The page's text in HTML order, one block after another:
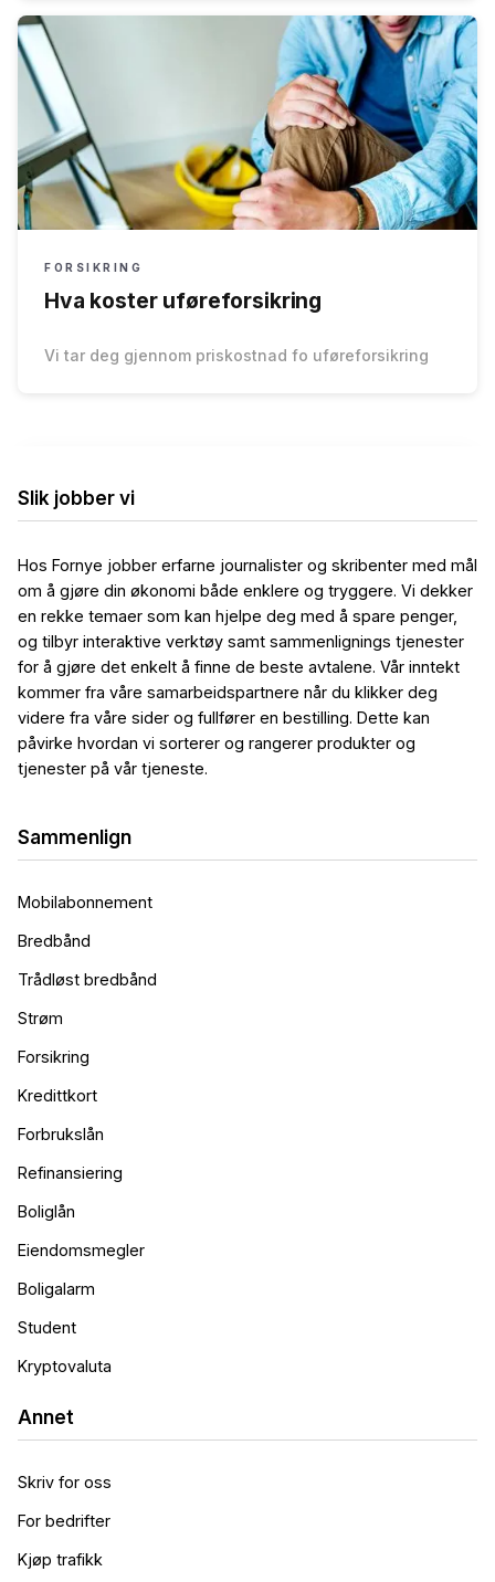
FORSIKRING
Hva koster uføreforsikring
Vi tar deg gjennom priskostnad fo uføreforsikring
Slik jobber vi
Hos Fornye jobber erfarne journalister og skribenter med mål
om å gjøre din økonomi både enklere og tryggere. Vi dekker
en rekke temaer som kan hjelpe deg med å spare penger,
og tilbyr interaktive verktøy samt sammenlignings tjenester
for å gjøre det enkelt å finne de beste avtalene. Vår inntekt
kommer fra våre samarbeidspartnere når du klikker deg
videre fra våre sider og fullfører en bestilling. Dette kan
påvirke hvordan vi sorterer og rangerer produkter og
tjenester på vår tjeneste.
Sammenlign
Mobilabonnement
Bredbånd
Trådløst bredbånd
Strøm
Forsikring
Kredittkort
Forbrukslån
Refinansiering
Boliglån
Eiendomsmegler
Boligalarm
Student
Kryptovaluta
Annet
Skriv for oss
For bedrifter
Kjøp trafikk